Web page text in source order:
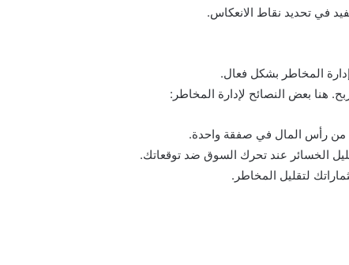
المخاطر بشكل فعال.
هنا بعض النصائح لإدارة المخاطر:
لتقليل المخاطر.